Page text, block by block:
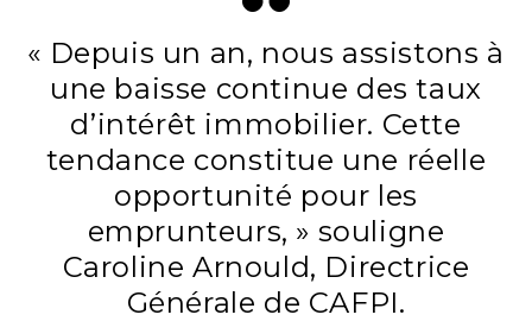
« Depuis un an, nous assistons à
une baisse continue des taux
d’intérêt immobilier. Cette
tendance constitue une réelle
opportunité pour les
emprunteurs, » souligne
Caroline Arnould, Directrice
Générale de CAFPI.